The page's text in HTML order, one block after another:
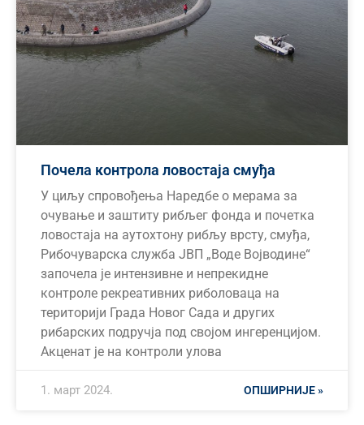
Почела контрола ловостаја смуђа
У циљу спровођења Наредбе о мерама за
очување и заштиту рибљег фонда и почетка
ловостаја на аутохтону рибљу врсту, смуђа,
Рибочуварска служба ЈВП „Воде Војводине“
започела је интензивне и непрекидне
контроле рекреативних риболоваца на
територији Града Новог Сада и других
рибарских подручја под својом ингеренцијом.
Акценат је на контроли улова
ОПШИРНИЈЕ »
1. март 2024.